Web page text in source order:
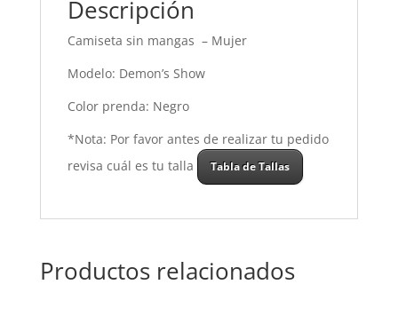
Descripción
Camiseta sin mangas – Mujer
Modelo: Demon’s Show
Color prenda: Negro
*Nota: Por favor antes de realizar tu pedido
revisa cuál es tu talla
Tabla de Tallas
Productos relacionados